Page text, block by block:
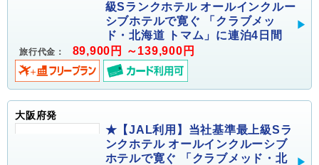
級Sランクホテル オールインクルー
シブホテルで寛ぐ 「クラブメッ
ド・北海道 トマム」に連泊4日間
旅行代金： 89,900円 ～139,900円
大阪府発
★【JAL利用】当社基準最上級Sラ
ンクホテル オールインクルーシブ
ホテルで寛ぐ 「クラブメッド・北